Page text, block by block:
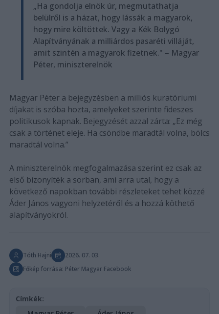
„Ha gondolja elnök úr, megmutathatja
belülről is a házat, hogy lássák a magyarok,
hogy mire költöttek. Vagy a Kék Bolygó
Alapítványának a milliárdos pasaréti villáját,
amit szintén a magyarok fizetnek." – Magyar
Péter, miniszterelnök
Magyar Péter a bejegyzésben a milliós kuratóriumi
díjakat is szóba hozta, amelyeket szerinte fideszes
politikusok kapnak. Bejegyzését azzal zárta: „Ez még
csak a történet eleje. Ha csöndbe maradtál volna, bölcs
maradtál volna.”
A miniszterelnök megfogalmazása szerint ez csak az
első bizonyíték a sorban, ami arra utal, hogy a
következő napokban további részleteket tehet közzé
Áder János vagyoni helyzetéről és a hozzá köthető
alapítványokról.
Tóth Hajni
2026. 07. 03.
Főkép forrása: Péter Magyar Facebook
Címkék: